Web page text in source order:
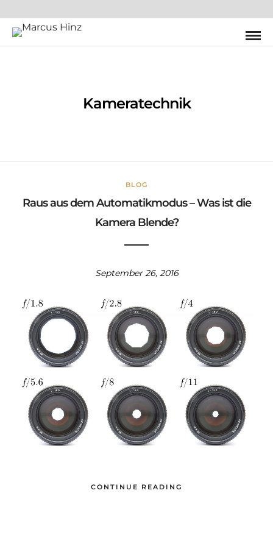
Kameratechnik
BLOG
Raus aus dem Automatikmodus – Was ist die
Kamera Blende?
September 26, 2016
CONTINUE READING